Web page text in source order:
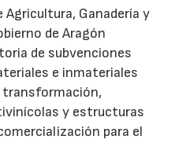
Agricultura, Ganadería y
de Aragón
de subvenciones
e inmateriales
transformación,
y estructuras
para el